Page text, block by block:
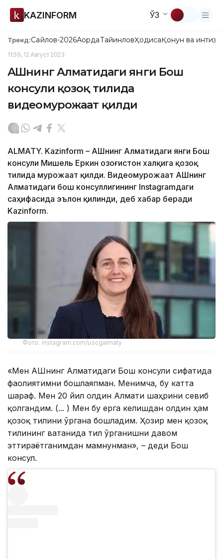
KAZINFORM ЎЗ
Тренд:Сайлов-2026АқордаТайинловҲодисаҚонун ва
11:59, 12 Август 2023
АҚШнинг Алматидаги янги Бош
консули қозоқ тилида
видеомурожаат қилди
ALMATY. Kazinform – АҚШнинг Алматидаги янги Бош
консули Мишель Еркин Қозоғистон халқига қозоқ
тилида мурожаат қилди. Видеомурожаат АҚШнинг
Алматидаги бош консуллигининг Instagramдаги
саҳифасида эълон қилинди, деб хабар беради
Kazinform.
Фото: instagram.com/uscgalmaty
«Мен АҚШнинг Алматидаги Бош консули сифатида
фаолиятимни бошлаяпман. Менимча, бу катта
шараф. Мен 20 йил олдин Алмати шаҳрини севиб
қолгандим. (... ) Мен бу ерга келишдан олдин ҳам
қозоқ тилини ўргана бошладим. Ҳозир мен қозоқ
тилининг ватанида тил ўрганишни давом
эттираётганимдан мамнунман», – деди Бош
консул.